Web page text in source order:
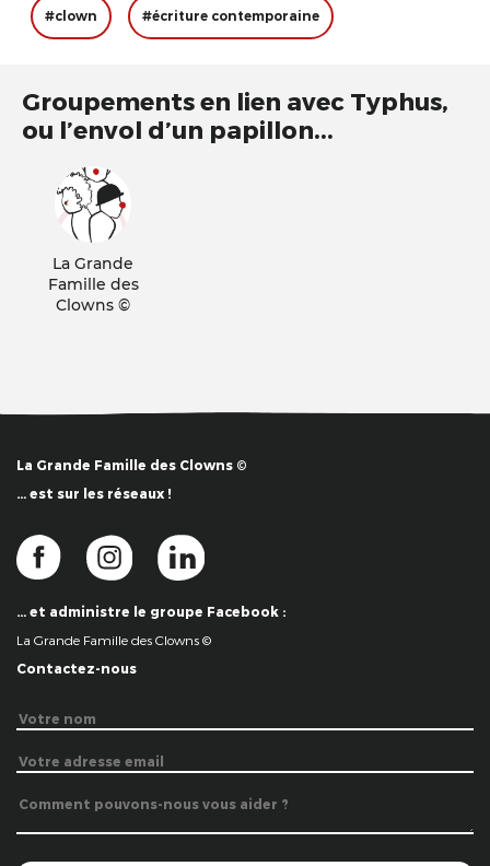
#clown #écriture contemporaine
Groupements en lien avec Typhus,
ou l’envol d’un papillon...
La Grande
Famille des
Clowns ©
La Grande Famille des Clowns ©
… est sur les réseaux !
… et administre le groupe Facebook :
La Grande Famille des Clowns ©
Contactez-nous